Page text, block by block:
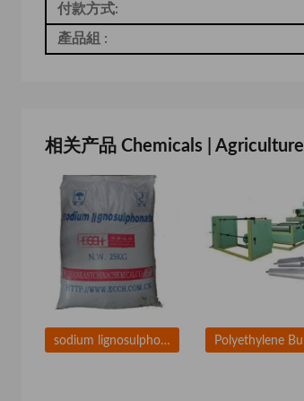
付款方式:
產品組 :
相关产品 Chemicals | Agriculture
sodium lignosulphonate